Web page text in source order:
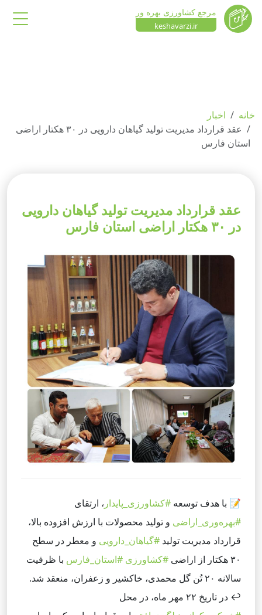
مرجع کشاورزی بهره ور
keshavarzi.ir
خانه
اخبار
عقد قرارداد مدیریت تولید گیاهان دارویی در ۳۰ هکتار اراضی
استان فارس
عقد قرارداد مدیریت تولید گیاهان دارویی
در ۳۰ هکتار اراضی استان فارس
📝 با هدف توسعه #کشاورزی_پایدار ، ارتقای
#بهره‌وری_اراضی و تولید محصولات با ارزش افزوده بالا،
قرارداد مدیریت تولید #گیاهان_دارویی و معطر در سطح
۳۰ هکتار از اراضی
#کشاورزی #استان_فارس با ظرفیت
سالانه ۲۰ تُن گل محمدی، خاکشیر و زعفران، منعقد شد.
↩️ در تاریخ ۲۲ مهر ماه، در محل